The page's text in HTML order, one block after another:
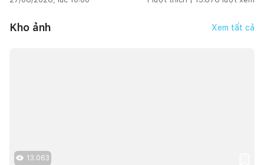
Kho ảnh Xem tất cả
13.063